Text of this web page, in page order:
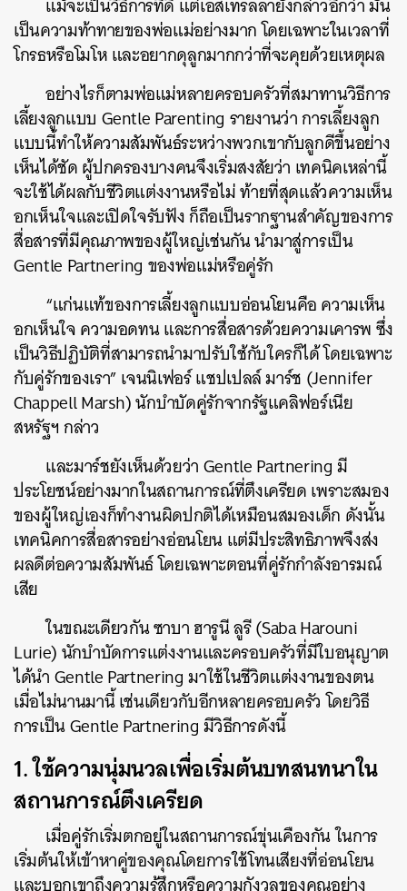
เป็นความท้าทายของพ่อแม่อย่างมาก โดยเฉพาะในเวลาที่
โกรธหรือโมโห และอยากดุลูกมากกว่าที่จะคุยด้วยเหตุผล
อย่างไรก็ตามพ่อแม่หลายครอบครัวที่สมาทานวิธีการ
เลี้ยงลูกแบบ Gentle Parenting รายงานว่า การเลี้ยงลูก
แบบนี้ทำให้ความสัมพันธ์ระหว่างพวกเขากับลูกดีขึ้นอย่าง
เห็นได้ชัด ผู้ปกครองบางคนจึงเริ่มสงสัยว่า เทคนิคเหล่านี้
จะใช้ได้ผลกับชีวิตแต่งงานหรือไม่ ท้ายที่สุดแล้วความเห็น
อกเห็นใจและเปิดใจรับฟัง ก็ถือเป็นรากฐานสำคัญของการ
สื่อสารที่มีคุณภาพของผู้ใหญ่เช่นกัน นำมาสู่การเป็น
Gentle Partnering ของพ่อแม่หรือคู่รัก
“แก่นแท้ของการเลี้ยงลูกแบบอ่อนโยนคือ ความเห็น
อกเห็นใจ ความอดทน และการสื่อสารด้วยความเคารพ ซึ่ง
เป็นวิธีปฏิบัติที่สามารถนำมาปรับใช้กับใครก็ได้ โดยเฉพาะ
กับคู่รักของเรา” เจนนิเฟอร์ แชปเปลล์ มาร์ช (Jennifer
Chappell Marsh) นักบำบัดคู่รักจากรัฐแคลิฟอร์เนีย
สหรัฐฯ กล่าว
และมาร์ชยังเห็นด้วยว่า Gentle Partnering มี
ประโยชน์อย่างมากในสถานการณ์ที่ตึงเครียด เพราะสมอง
ของผู้ใหญ่เองก็ทำงานผิดปกติได้เหมือนสมองเด็ก ดังนั้น
เทคนิคการสื่อสารอย่างอ่อนโยน แต่มีประสิทธิภาพจึงส่ง
ผลดีต่อความสัมพันธ์ โดยเฉพาะตอนที่คู่รักกำลังอารมณ์
เสีย
ในขณะเดียวกัน ซาบา ฮารูนี ลูรี (Saba Harouni
Lurie) นักบำบัดการแต่งงานและครอบครัวที่มีใบอนุญาต
ได้นำ Gentle Partnering มาใช้ในชีวิตแต่งงานของตน
เมื่อไม่นานมานี้ เช่นเดียวกับอีกหลายครอบครัว โดยวิธี
การเป็น Gentle Partnering มีวิธีการดังนี้
1. ใช้ความนุ่มนวลเพื่อเริ่มต้นบทสนทนาใน
สถานการณ์ตึงเครียด
เมื่อคู่รักเริ่มตกอยู่ในสถานการณ์ขุ่นเคืองกัน ในการ
เริ่มต้นให้เข้าหาคู่ของคุณโดยการใช้โทนเสียงที่อ่อนโยน